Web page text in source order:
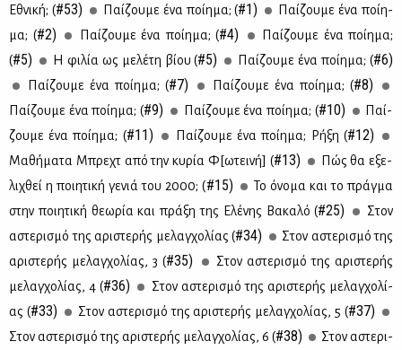
Εθνι­κή; (#53) Παί­ζου­με ένα ποί­η­μα; (#1)
Παί­ζου­με ένα ποί­η­
μα; (#2) Παί­ζου­με ένα ποί­η­μα; (#4)
Παί­ζου­με ένα ποί­η­μα;
(#5) H φι­λία ως με­λέ­τη βί­ου (#5) Παί­ζου­με ένα ποί­η­μα; (#6)
Παί­ζου­με ένα ποί­η­μα; (#7) Παί­ζου­με ένα ποί­η­μα; (#8)
Παί­ζου­με ένα ποί­η­μα; (#9) Παί­ζου­με ένα ποί­η­μα; (#10)
Παί­
ζου­με ένα ποί­η­μα; (#11) Παί­ζου­με ένα ποί­η­μα; Ρή­ξη (#12)
Μα­θή­μα­τα Μπρε­χτ από την κυ­ρία Φ[ωτει­νή] (#13)
Πώς θα εξε­
λι­χθεί η ποι­η­τι­κή γε­νιά του 2000; (#15)
Το όνο­μα και το πράγ­μα
στην ποι­η­τι­κή θε­ω­ρία και πρά­ξη της Ελέ­νης Βα­κα­λό (#25)
Στον
αστε­ρι­σμό της αρι­στε­ρής με­λαγ­χο­λί­ας (#34)
Στον αστε­ρι­σμό της
αρι­στε­ρής με­λαγ­χο­λί­ας, 3 (#35)
Στον αστε­ρι­σμό της αρι­στε­ρής
με­λαγ­χο­λί­ας, 4 (#36)
Στον αστε­ρι­σμό της αρι­στε­ρής με­λαγ­χο­λί­
ας (#33) Στον αστε­ρι­σμό της αρι­στε­ρής με­λαγ­χο­λί­ας, 5 (#37)
Στον αστε­ρι­σμό της αρι­στε­ρής με­λαγ­χο­λί­ας, 6 (#38)
Στον αστε­ρι­